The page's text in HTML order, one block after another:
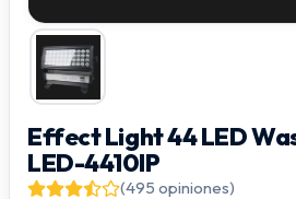
Effect Light 44 LED
LED-4410IP
(495 opiniones)